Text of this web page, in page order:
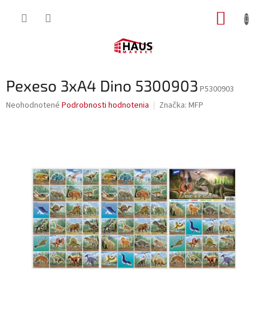
Pexeso 3xA4 Dino 5300903 P5300903
Priemerné
hviezdičiek.
Neohodnotené Podrobnosti hodnotenia Značka: MFP